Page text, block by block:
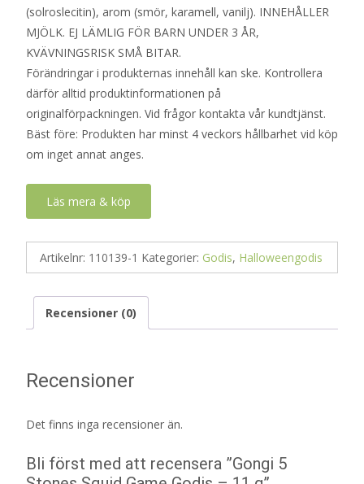
(solroslecitin), arom (smör, karamell, vanilj). INNEHÅLLER
MJÖLK. EJ LÄMLIG FÖR BARN UNDER 3 ÅR,
KVÄVNINGSRISK SMÅ BITAR.
Förändringar i produkternas innehåll kan ske. Kontrollera
därför alltid produktinformationen på
originalförpackningen. Vid frågor kontakta vår kundtjänst.
Bäst före: Produkten har minst 4 veckors hållbarhet vid köp
om inget annat anges.
Läs mera & köp
Artikelnr: 110139-1 Kategorier: Godis, Halloweengodis
Recensioner (0)
Recensioner
Det finns inga recensioner än.
Bli först med att recensera ”Gongi 5